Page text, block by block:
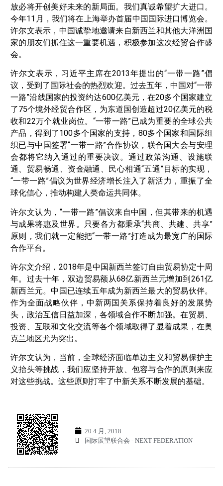
放必将开创美好未来的新局面。我们真诚希望扩大进口。
今年11月，我们将在上海举办首届中国国际进口博览会。
许尔文表示，中国诚挚地邀请来自新西兰和其他大洋洲国
家的朋友们抓住这一重要机遇，积极参加这次经贸合作盛
会。
许尔文表示，习近平主席在2013年提出的“一带一路”倡
议，受到了国际社会的热烈欢迎。过去五年，中国对“一带
一路”沿线国家的投资约达600亿美元，在20多个国家建立
了75个境外经贸合作区，为东道国创造超过20亿美元的税
收和22万个就业岗位。“一带一路”已成为重要的全球公共
产品，得到了100多个国家的支持，80多个国家和国际组
织已与中国签署“一带一路”合作协议，联合国大会与安理
会都将它纳入通过的重要决议。通过政策沟通、设施联
通、贸易畅通、资金融通、民心相通“五通”目标的实现，
“一带一路”倡议为世界经济增长注入了新活力，重振了全
球化信心，推动构建人类命运共同体。
许尔文认为，“一带一路”倡议来自中国，但其带来的机遇
与成果将惠及世界。只要各方都秉承“共商、共建、共享”
原则，我们就一定能把“一带一路”打造成为最宽广的国际
合作平台。
许尔文介绍，2018年是中国新西兰签订自由贸易协定十周
年。过去十年，双边贸易额从68亿新西兰元增加到261亿
新西兰元。中国已连续五年成为新西兰最大的贸易伙伴。
作为全面战略伙伴，中新两国关系保持着良好的发展势
头，政治互信日益加深，各领域合作不断加强。在贸易、
投资、互联和文化交流等各个领域取得了显着成果，在奥
克兰地区尤为突出。
许尔文认为，当前，全球经济面临单边主义和贸易保护主
义抬头等挑战，我们应坚持开放、包容与合作的原则来应
对这些挑战。这些原则打牢了中新关系不断发展的基础。
20 4 月, 2018
国际展望联合会 - NEXT FEDERATION